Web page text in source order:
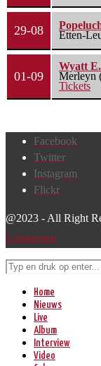
29-08
Etten-
01-09
Wyatt E.
Merleyn
Tickets
Facebook
Twitter
Instagram
Flickr
@2023 - All Right
Lourenssen
Home
Nieuws
Live
Album
Interview
Video